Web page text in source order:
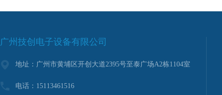
广州技创电子设备有限公司
地址：广州市黄埔区开创大道2395号至泰广场A2栋1104室
电话：15113461516